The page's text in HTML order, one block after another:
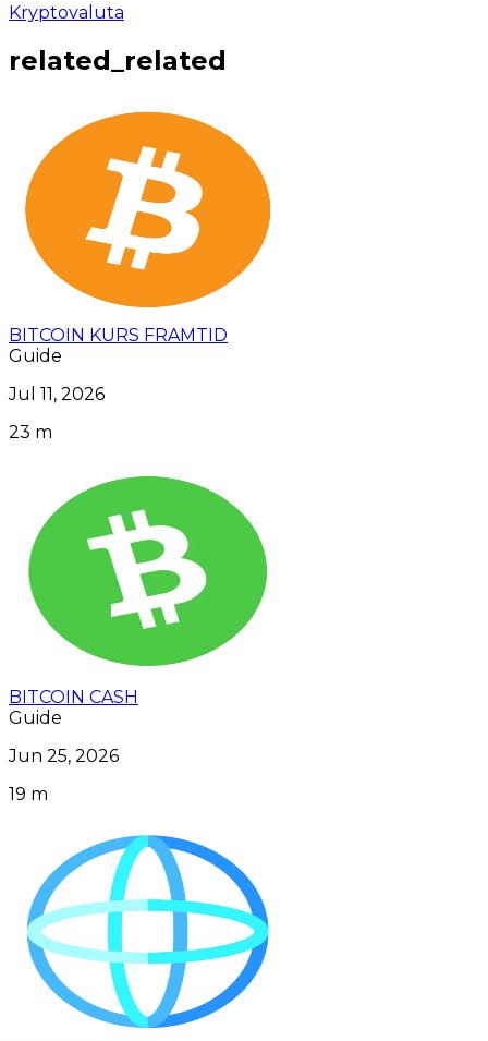
Kryptovaluta
related_related
BITCOIN KURS FRAMTID
Guide
Jul 11, 2026
23 m
BITCOIN CASH
Guide
Jun 25, 2026
19 m